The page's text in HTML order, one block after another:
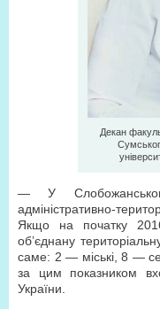
Декан
— У
адміністративно-
Якщо на початку
об’єднану
саме: 2 — міські, 8 —
за цим показником
України.